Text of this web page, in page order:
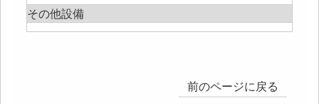
その他設備
前のページに戻る